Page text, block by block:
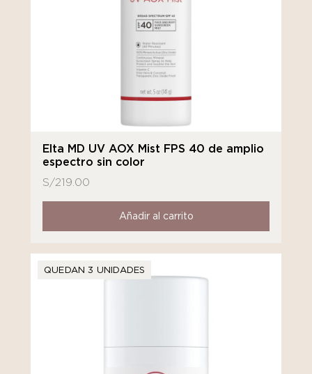
Elta MD UV AOX Mist FPS 40 de amplio
espectro sin color
S/219.00
Añadir al carrito
QUEDAN 3 UNIDADES